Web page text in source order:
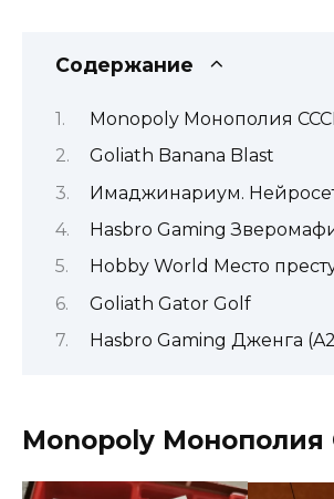
Содержание
Monopoly Монополия
Goliath Banana Blast
Имаджинариум.
Hasbro Gaming
Hobby World Место
Goliath Gator Golf
Hasbro Gaming Дженга
Monopoly Монополия